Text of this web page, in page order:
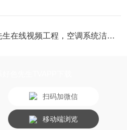
实验室好色先生在线视频工程，空调系统洁净要点
扫码加微信
移动端浏览